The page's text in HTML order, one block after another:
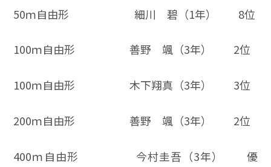
50ｍ自由形 細川 碧（1年） 8位
100ｍ自由形 善野 颯（3年） 2位
100ｍ自由形 木下翔真（3年） 3位
200ｍ自由形 善野 颯（3年） 2位
400ｍ自由形 今村圭吾（3年） 優